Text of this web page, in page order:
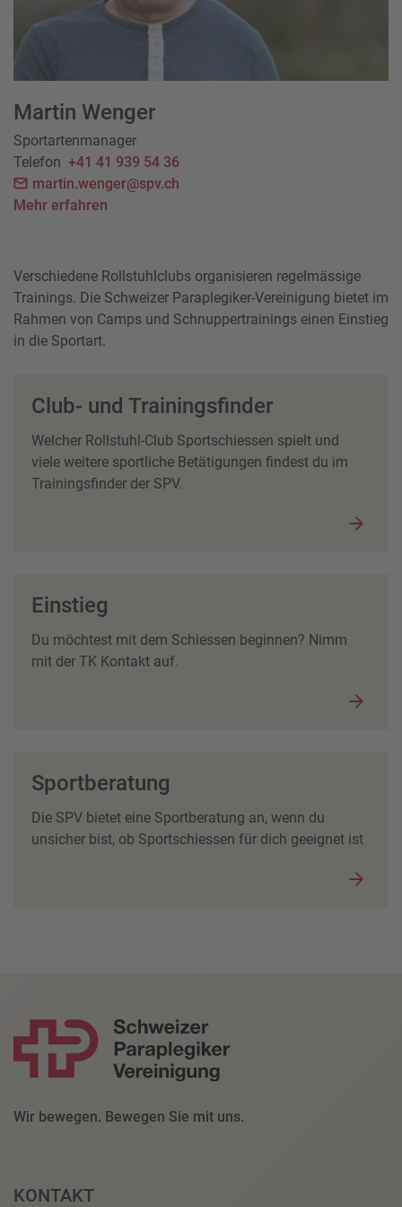
Martin Wenger
Sportartenmanager
Telefon +41 41 939 54 36
martin.wenger@spv.ch
Mehr erfahren
Verschiedene Rollstuhlclubs organisieren regelmässige
Trainings. Die Schweizer Paraplegiker-Vereinigung bietet im
Rahmen von Camps und Schnuppertrainings einen Einstieg
in die Sportart.
Club- und Trainingsfinder
Welcher Rollstuhl-Club Sportschiessen spielt und
viele weitere sportliche Betätigungen findest du im
Trainingsfinder der SPV.
Einstieg
Du möchtest mit dem Schiessen beginnen? Nimm
mit der TK Kontakt auf.
Sportberatung
Die SPV bietet eine Sportberatung an, wenn du
unsicher bist, ob Sportschiessen für dich geeignet ist
Wir bewegen. Bewegen Sie mit uns.
KONTAKT